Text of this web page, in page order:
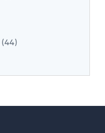
(44)